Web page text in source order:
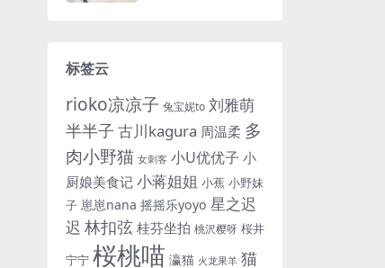
标签云
rioko凉凉子 兔宝妮to 刘雅萌
半半子 古川kagura 周温柔 多
肉小野猫 女刺客 小U优优子 小
厨娘美食记 小蒋姐姐 小蕉 小野妹
子 崽崽nana 摇摇乐yoyo 星之迟
迟 林扣弦 桂芬坐拍 桃沢樱呀 桜井
宁宁 桜桃喵 瀛猫 火龙果羊 猫